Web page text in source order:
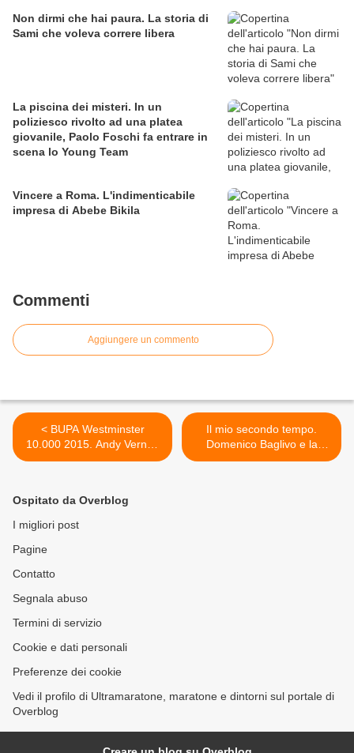
Non dirmi che hai paura. La storia di
Sami che voleva correre libera
La piscina dei misteri. In un
poliziesco rivolto ad una platea
giovanile, Paolo Foschi fa entrare in
scena lo Young Team
Vincere a Roma. L'indimenticabile
impresa di Abebe Bikila
Commenti
Aggiungere un commento
< BUPA Westminster
10.000 2015. Andy Vernon
e Jo Pavey vincono alla
britannici 10 km su strada
Il mio secondo tempo.
Domenico Baglivo e la
passione per la corsa come
Ospitato da Overblog
I migliori post
Pagine
Contatto
Segnala abuso
Termini di servizio
Cookie e dati personali
Preferenze dei cookie
Vedi il profilo di Ultramaratone, maratone e dintorni sul portale di
Overblog